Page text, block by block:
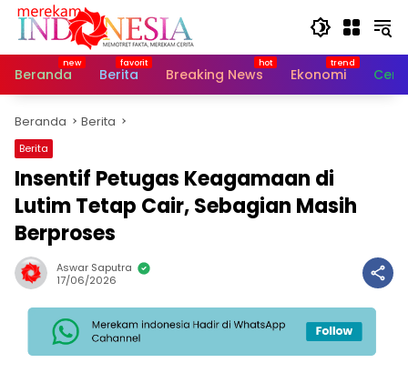
Langsung
Beranda
Berita Breaking News Ekonomi
Beranda Berita
Berita
Insentif Petugas Keagamaan di
Lutim Tetap Cair, Sebagian Masih
Berproses
Aswar Saputra
17/06/2026